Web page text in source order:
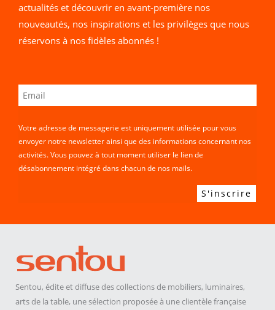
actualités et découvrir en avant-première nos
nouveautés, nos inspirations et les privilèges que nous
réservons à nos fidèles abonnés !
Votre adresse de messagerie est uniquement utilisée pour vous
envoyer notre newsletter ainsi que des informations concernant nos
activités. Vous pouvez à tout moment utiliser le lien de
désabonnement intégré dans chacun de nos mails.
Sentou, édite et diffuse des collections de mobiliers, luminaires,
arts de la table, une sélection proposée à une clientèle française